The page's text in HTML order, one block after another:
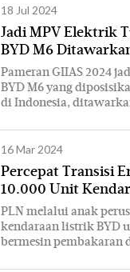
18 Jul 2024
Jadi MPV Elektrik
BYD M6
Pameran GIIAS 2024
BYD M6 yang
di Indonesia,
16 Mar 2024
Percepat Transisi
10.000 Unit
PLN melalui anak
kendaraan listrik BYD
bermesin pembakaran